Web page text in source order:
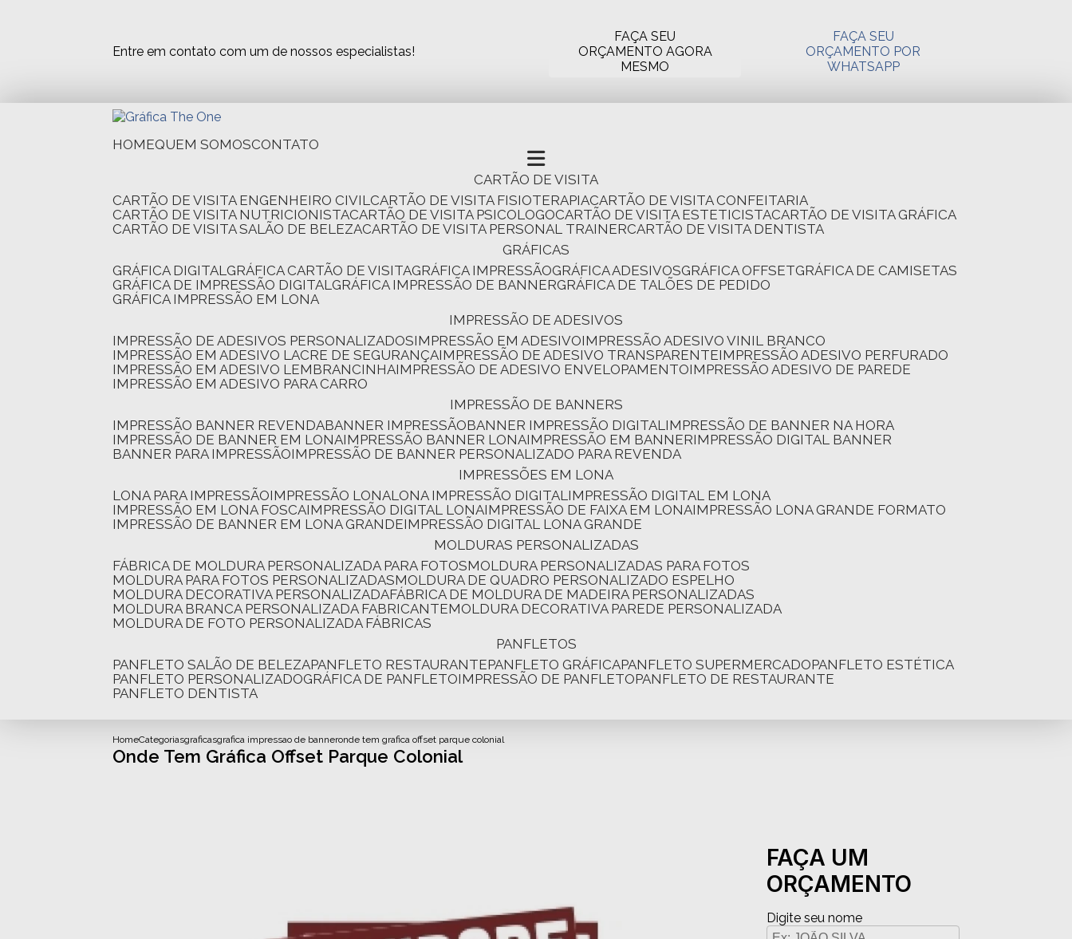
Entre em contato com um de nossos especialistas!
FAÇA SEU
ORÇAMENTO AGORA
MESMO
FAÇA SEU
ORÇAMENTO POR
WHATSAPP
HOME QUEM SOMOS CONTATO
CARTÃO DE VISITA
CARTÃO DE VISITA ENGENHEIRO CIVIL CARTÃO DE VISITA FISIOTERAPIA CARTÃO DE VISITA CONFEITARIA
CARTÃO DE VISITA NUTRICIONISTA CARTÃO DE VISITA PSICOLOGO CARTÃO DE VISITA ESTETICISTA CARTÃO DE VISITA GRÁFICA
CARTÃO DE VISITA SALÃO DE BELEZA CARTÃO DE VISITA PERSONAL TRAINER CARTÃO DE VISITA DENTISTA
GRÁFICAS
GRÁFICA DIGITAL
GRÁFICA CARTÃO DE VISITA GRÁFICA IMPRESSÃO GRÁFICA ADESIVOS GRÁFICA OFFSET
GRÁFICA DE CAMISETAS
GRÁFICA DE IMPRESSÃO DIGITAL
GRÁFICA IMPRESSÃO DE BANNER
GRÁFICA DE TALÕES DE PEDIDO
GRÁFICA IMPRESSÃO EM LONA
IMPRESSÃO DE ADESIVOS
IMPRESSÃO DE ADESIVOS PERSONALIZADOS IMPRESSÃO EM ADESIVO IMPRESSÃO ADESIVO VINIL BRANCO
IMPRESSÃO EM ADESIVO LACRE DE SEGURANÇA IMPRESSÃO DE ADESIVO TRANSPARENTE IMPRESSÃO ADESIVO PERFURADO
IMPRESSÃO EM ADESIVO LEMBRANCINHA IMPRESSÃO DE ADESIVO ENVELOPAMENTO IMPRESSÃO ADESIVO DE PAREDE
IMPRESSÃO EM ADESIVO PARA CARRO
IMPRESSÃO DE BANNERS
IMPRESSÃO BANNER REVENDA
BANNER IMPRESSÃO BANNER IMPRESSÃO DIGITAL IMPRESSÃO DE BANNER NA HORA
IMPRESSÃO DE BANNER EM LONA IMPRESSÃO BANNER LONA IMPRESSÃO EM BANNER IMPRESSÃO DIGITAL BANNER
BANNER PARA IMPRESSÃO IMPRESSÃO DE BANNER PERSONALIZADO PARA REVENDA
IMPRESSÕES EM LONA
LONA PARA IMPRESSÃO IMPRESSÃO LONA LONA IMPRESSÃO DIGITAL IMPRESSÃO DIGITAL EM LONA
IMPRESSÃO EM LONA FOSCA IMPRESSÃO DIGITAL LONA IMPRESSÃO DE FAIXA EM LONA IMPRESSÃO LONA GRANDE FORMATO
IMPRESSÃO DE BANNER EM LONA GRANDE IMPRESSÃO DIGITAL LONA GRANDE
MOLDURAS PERSONALIZADAS
FÁBRICA DE MOLDURA PERSONALIZADA PARA FOTOS
MOLDURA PERSONALIZADAS PARA FOTOS
MOLDURA PARA FOTOS PERSONALIZADAS
MOLDURA DE QUADRO PERSONALIZADO ESPELHO
MOLDURA DECORATIVA PERSONALIZADA FÁBRICA DE MOLDURA DE MADEIRA PERSONALIZADAS
MOLDURA BRANCA PERSONALIZADA FABRICANTE
MOLDURA DECORATIVA PAREDE PERSONALIZADA
MOLDURA DE FOTO PERSONALIZADA FÁBRICAS
PANFLETOS
PANFLETO SALÃO DE BELEZA PANFLETO RESTAURANTE PANFLETO GRÁFICA PANFLETO SUPERMERCADO PANFLETO ESTÉTICA
PANFLETO PERSONALIZADO
GRÁFICA DE PANFLETO IMPRESSÃO DE PANFLETO PANFLETO DE RESTAURANTE
PANFLETO DENTISTA
HomeCategoriasgraficasgrafica impressao de banneronde tem grafica offset parque colonial
Onde Tem Gráfica Offset Parque Colonial
FAÇA UM
ORÇAMENTO
Digite seu nome